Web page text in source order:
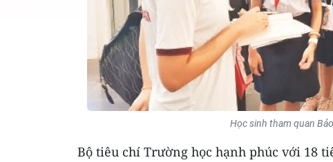
Học sinh tham quan
Bộ tiêu chí Trường học hạnh phúc với 18